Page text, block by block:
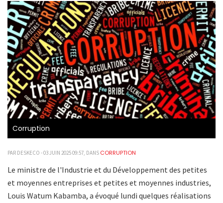
Corruption
PAR DESKECO - 03 JUIN 2025 09:57, DANS CORRUPTION
Le ministre de l'Industrie et du Développement des petites
et moyennes entreprises et petites et moyennes industries,
Louis Watum Kabamba, a évoqué lundi quelques réalisations